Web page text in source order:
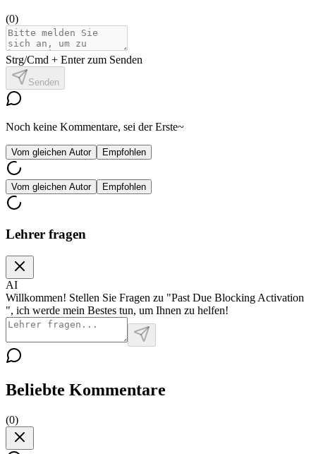
(0)
Strg/Cmd + Enter zum Senden
Senden
Noch keine Kommentare, sei der Erste~
Vom gleichen Autor Empfohlen
Vom gleichen Autor Empfohlen
Lehrer fragen
AI
Willkommen! Stellen Sie Fragen zu "Past Due Blocking Activation
", ich werde mein Bestes tun, um Ihnen zu helfen!
Beliebte Kommentare
(0)